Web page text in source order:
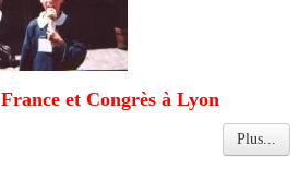
France et Congrès à Lyon
Plus...